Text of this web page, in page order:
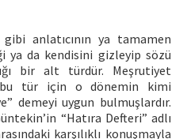
anlatıcının ya tamamen
ya da kendisini gizleyip sözü
bir alt türdür. Meşrutiyet
bu tür için o dönemin kimi
demeyi uygun bulmuşlardır.
“Hatıra Defteri” adlı
karşılıklı konuşmayla